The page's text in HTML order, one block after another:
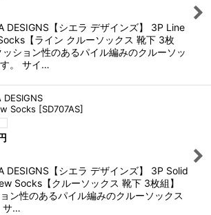
絞り込む
DESIGNS【シエラ デザインズ】 3P Line
【ライン クルーソックス 靴下 3枚
ッション性のあるパイル編みのクルーソッ
。 サイ…
DESIGNS
Socks [SD707AS]
DESIGNS【シエラ デザインズ】 3P Solid
Socks【クルーソックス 靴下 3枚組】
ン性のあるパイル編みのクルーソックス
サ…